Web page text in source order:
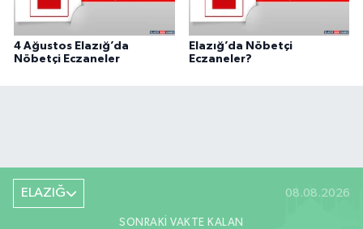
4 Ağustos Elazığ’da
Nöbetçi Eczaneler
Elazığ’da Nöbetçi
Eczaneler?
ELAZIĞ 08.08.2026
SONRAKI VAKTE KALAN